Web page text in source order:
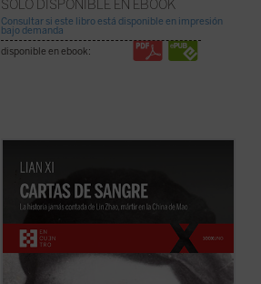
SÓLO DISPONIBLE EN EBOOK
Consultar si este libro está disponible en impresión
bajo demanda
disponible en ebook:
Cartas de sangre
Zhao, una poeta y periodista china
arrestada por el régimen de Mao en
1960 y ejecutada en la cúspide de la
Revolución Cultural. Sola entre las
víctimas de la dictadura maoísta,
mantuvo una ...
(ver ficha)